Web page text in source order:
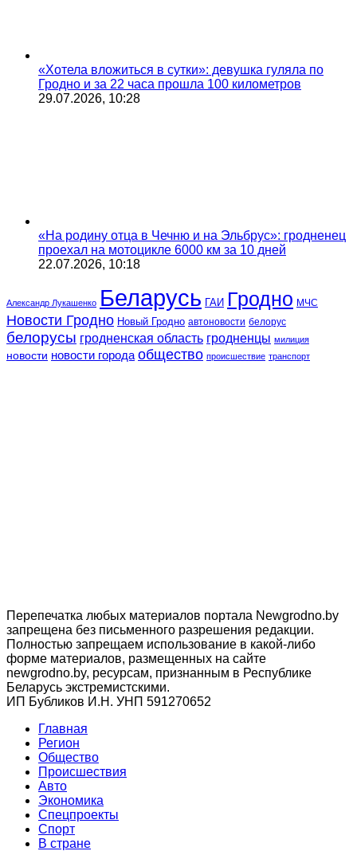
«Хотела вложиться в сутки»: девушка гуляла по
Гродно и за 22 часа прошла 100 километров
29.07.2026, 10:28
«На родину отца в Чечню и на Эльбрус»: гродненец
проехал на мотоцикле 6000 км за 10 дней
22.07.2026, 10:18
Александр Лукашенко Беларусь ГАИ Гродно МЧС
Новости Гродно Новый Гродно автоновости белорус
белорусы гродненская область гродненцы милиция
новости новости города общество происшествие транспорт
Перепечатка любых материалов портала Newgrodno.by
запрещена без письменного разрешения редакции.
Полностью запрещаем использование в какой-либо
форме материалов, размещенных на сайте
newgrodno.by, ресурсам, признанным в Республике
Беларусь экстремистскими.
ИП Бубликов И.Н. УНП 591270652
Главная
Регион
Общество
Происшествия
Авто
Экономика
Спецпроекты
Cпорт
В стране